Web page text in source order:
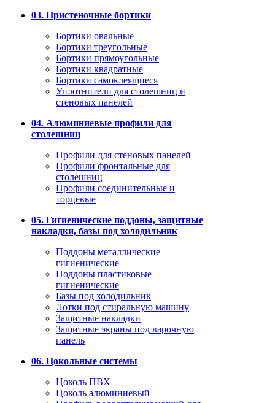
03. Пристеночные бортики
Бортики овальные
Бортики треугольные
Бортики прямоугольные
Бортики квадратные
Бортики самоклеящиеся
Уплотнители для столешниц и
стеновых панелей
04. Алюминиевые профили для
столешниц
Профили для стеновых панелей
Профили фронтальные для
столешниц
Профили соединительные и
торцевые
05. Гигиенические поддоны, защитные
накладки, базы под холодильник
Поддоны металлические
гигиенические
Поддоны пластиковые
гигиенические
Базы под холодильник
Лотки под стиральную машину
Защитные накладки
Защитные экраны под варочную
панель
06. Цокольные системы
Цоколь ПВХ
Цоколь алюминиевый